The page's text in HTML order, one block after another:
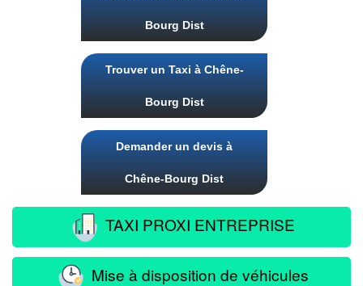
Bourg Dist
Trouver un Taxi à Chêne-
Bourg Dist
Demander un devis à
Chêne-Bourg Dist
TAXI PROXI ENTREPRISE
Mise à disposition de véhicules